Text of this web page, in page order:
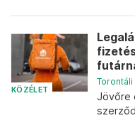
KÖZÉLET
Torontáli
Jövőre